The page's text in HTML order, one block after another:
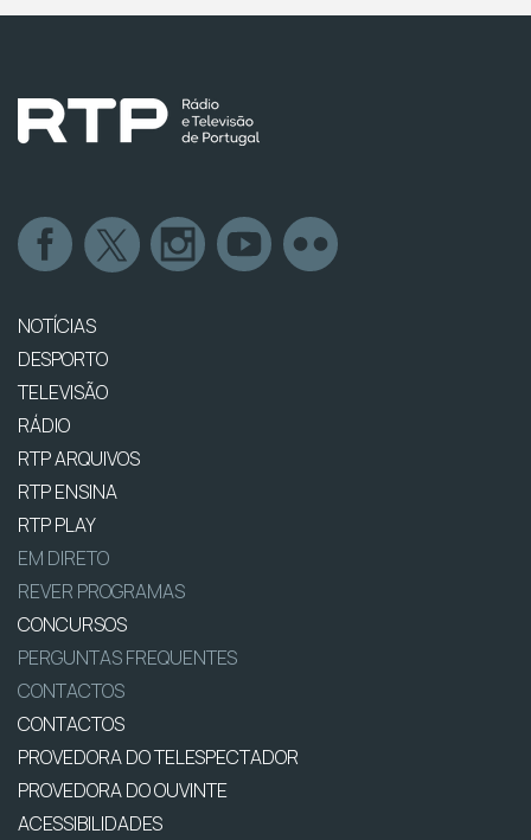
NOTÍCIAS
DESPORTO
TELEVISÃO
RÁDIO
RTP ARQUIVOS
RTP ENSINA
RTP PLAY
EM DIRETO
REVER PROGRAMAS
CONCURSOS
PERGUNTAS FREQUENTES
CONTACTOS
CONTACTOS
PROVEDORA DO TELESPECTADOR
PROVEDORA DO OUVINTE
ACESSIBILIDADES